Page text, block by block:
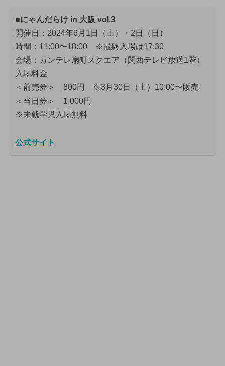
■にゃんだらけ in 大阪 vol.3
開催日：2024年6月1日（土）・2日（日）
時間：11:00〜18:00 ※最終入場は17:30
会場：カンテレ扇町スクエア（関西テレビ放送1階）
入場料金
＜前売券＞ 800円 ※3月30日（土）10:00〜販売
＜当日券＞ 1,000円
※未就学児入場無料
公式サイト